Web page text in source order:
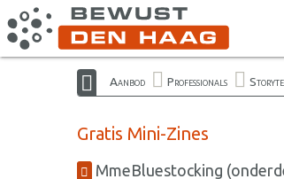
Aanbod Professionals
Gratis Mini-Zines
MmeBluestocking